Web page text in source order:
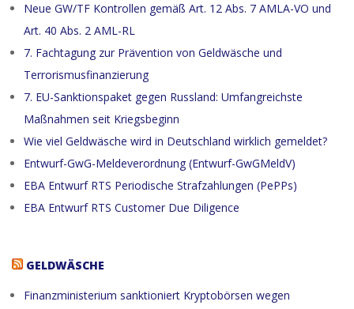
Neue GW/TF Kontrollen gemäß Art. 12 Abs. 7 AMLA-VO und
Art. 40 Abs. 2 AML-RL
7. Fachtagung zur Prävention von Geldwäsche und
Terrorismusfinanzierung
7. EU-Sanktionspaket gegen Russland: Umfangreichste
Maßnahmen seit Kriegsbeginn
Wie viel Geldwäsche wird in Deutschland wirklich gemeldet?
Entwurf-GwG-Meldeverordnung (Entwurf-GwGMeldV)
EBA Entwurf RTS Periodische Strafzahlungen (PePPs)
EBA Entwurf RTS Customer Due Diligence
GELDWÄSCHE
Finanzministerium sanktioniert Kryptobörsen wegen